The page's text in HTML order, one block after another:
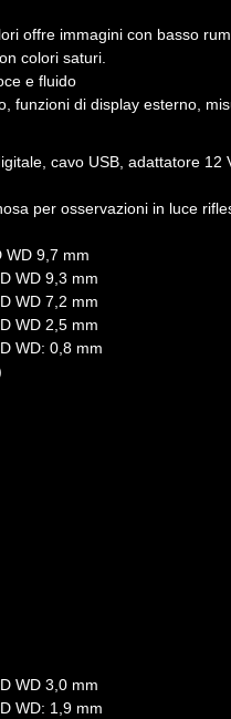
offre immagini con basso
colori saturi.
e fluido
funzioni di display esterno,
cavo USB, adattatore
per osservazioni in luce
WD 9,7 mm
WD 9,3 mm
WD 7,2 mm
WD 2,5 mm
WD: 0,8 mm
WD 3,0 mm
WD: 1,9 mm